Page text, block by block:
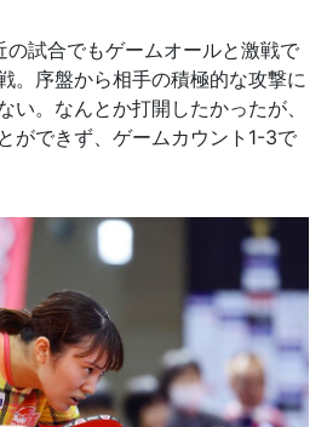
試合でもゲームオールと激戦で
。序盤から相手の積極的な攻撃に
い。なんとか打開したかったが、
ができず、ゲームカウント1-3で